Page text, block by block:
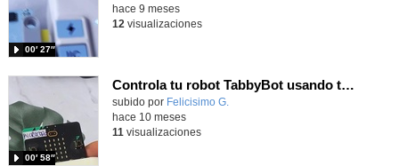
00′ 27″
hace 9 meses
12 visualizaciones
Controla tu robot TabbyBot usando tu consola KitteBot programando con MicroCode
Contenido educativo.
subido por Felicisimo G.
00′ 58″
hace 10 meses
11 visualizaciones